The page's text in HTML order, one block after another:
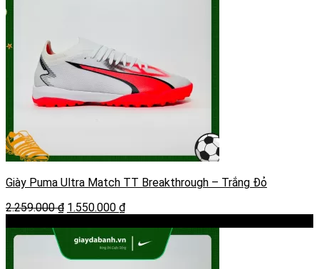
Giày Puma Ultra Match TT Breakthrough – Trắng Đỏ
2.259.000₫ Giá
2.259.000 ₫.
1.550.000 ₫Giá
tại
là:
1.550.000 ₫.